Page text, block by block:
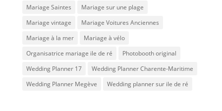
Mariage Saintes
Mariage sur une plage
Mariage vintage
Mariage Voitures Anciennes
Mariage à la mer
Mariage à vélo
Organisatrice mariage ile de ré
Photobooth original
Wedding Planner 17
Wedding Planner Charente-Maritime
Wedding Planner Megève
Wedding planner sur ile de ré